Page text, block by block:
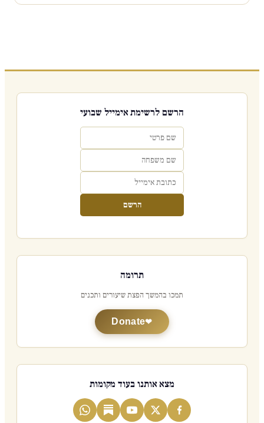
הרשם לרשימת אימייל שבועי
הרשם
תרומה
תמכו בהמשך הפצת שיעורים ותכנים
Donate
מצא אותנו בעוד מקומות